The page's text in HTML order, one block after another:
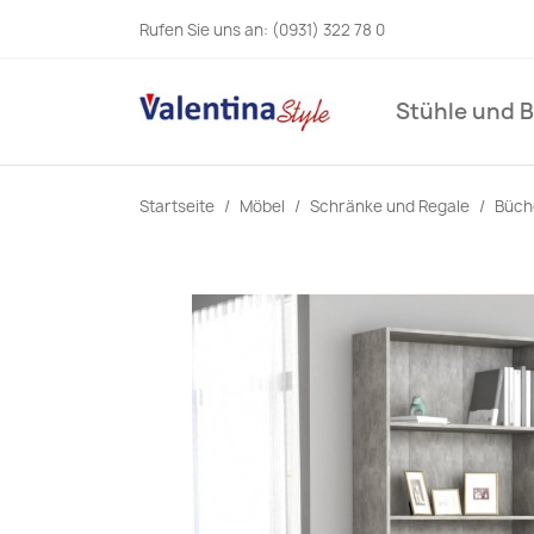
Rufen Sie uns an: (0931) 322 78 0
Stühle und
Startseite Möbel Schränke und Regale